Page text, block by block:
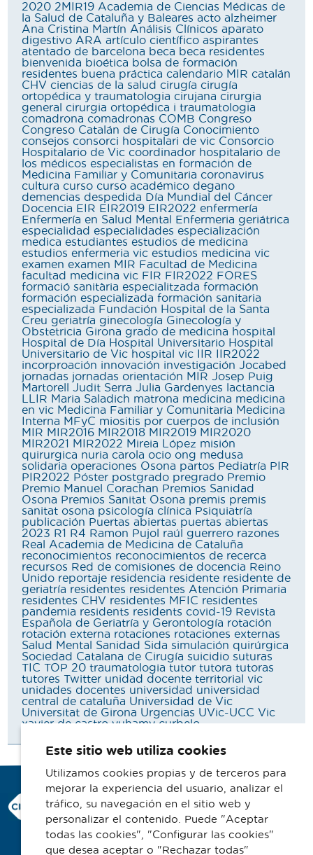
2020 2MIR19 Academia de Ciencias Médicas de
la Salud de Cataluña y Baleares acto alzheimer
Ana Cristina Martín Análisis Clínicos aparato
digestivo ARA artículo científico aspirantes
atentado de barcelona beca beca residentes
bienvenida bioética bolsa de formación
residentes buena práctica calendario MIR catalán
CHV ciencias de la salud cirugía cirugía
ortopédica y traumatologia cirujana cirurgia
general
cirurgia ortopédica i traumatologia
comadrona comadronas COMB Congreso
Congreso Catalán de Cirugía Conocimiento
consejos consorci hospitalari de vic Consorcio
Hospitalario de Vic coordinador hospitalario de
los médicos especialistas en formación de
Medicina Familiar y Comunitaria coronavirus
cultura curso curso académico degano
demencias despedida Día Mundial del Cáncer
Docencia EIR EIR2019 EIR2022 enfermería
Enfermería en Salud Mental
Enfermeria geriátrica
especialidad especialidades especialización
medica estudiantes estudios de medicina
estudios enfermeria vic estudios medicina vic
examen examen MIR Facultad de Medicina
facultad medicina vic FIR FIR2022 FORES
formació sanitària especialitzada formación
formación especializada formación sanitaria
especializada Fundación Hospital de la Santa
Creu geriatría ginecología Ginecología y
Obstetricia Girona grado de medicina hospital
Hospital de Día Hospital Universitario Hospital
Universitario de Vic hospital vic IIR
IIR2022
incorproación innovación investigación Jocabed
jornadas jornadas orientación MIR Josep Puig
Martorell
Judit Serra Julia Gardenyes
lactancia
LLIR Maria Saladich matrona medicina medicina
en vic Medicina Familiar y Comunitaria Medicina
Interna MFyC miositis por cuerpos de inclusión
MIR MIR2016 MIR2018 MIR2019 MIR2020
MIR2021
MIR2022 Mireia López misión
quirurgica nuria carola ocio ong medusa
solidaria operaciones Osona partos Pediatría PIR
PIR2022 Póster postgrado pregrado Premio
Premio Manuel Corachan Premios Sanidad
Osona Premios Sanitat Osona premis premis
sanitat osona psicología clínica Psiquiatría
publicación Puertas abiertas puertas abiertas
2023 R1 R4 Ramon Pujol raúl guerrero razones
Real Academia de Medicina de Cataluña
reconocimientos reconocimientos de recerca
recursos Red de comisiones de docencia Reino
Unido reportaje residencia residente residente de
geriatría residentes residentes Atención Primaria
residentes CHV residentes MFIC residentes
pandemia residents residents covid-19 Revista
Española de Geriatría y Gerontología rotación
rotación externa rotaciones rotaciones externas
Salud Mental
Sanidad Sida simulación quirúrgica
Sociedad Catalana de Cirugía suicidio suturas
TIC TOP 20 traumatologia tutor tutora tutoras
tutores Twitter unidad docente territorial vic
unidades docentes universidad universidad
central de cataluña Universidad de Vic
Universitat de Girona Urgencias UVic-UCC Vic
xavier de castro yuhamy curbelo
Consorci Hospitalari de Vic
Carrer Francesc Pla 'El Vigatà', 1
08500 Vic
Telefono 93 702 77 16
Este sitio web utiliza cookies
Utilizamos cookies propias y de terceros para
mejorar la experiencia del usuario, analizar el
tráfico, su navegación en el sitio web y
personalizar el contenido. Puede "Aceptar
todas las cookies", "Configurar las cookies"
que desea aceptar o "Rechazar todas"